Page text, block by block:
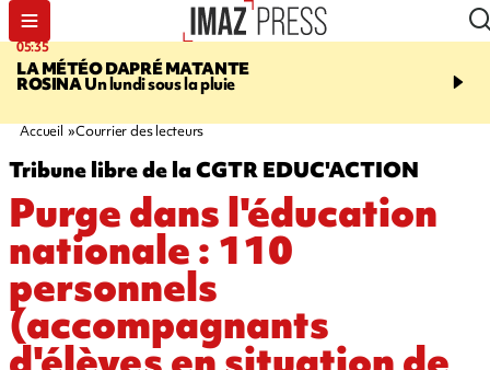
05:35
LA MÉTÉO DAPRÉ MATANTE
ROSINAUn lundi sous la pluie
07:47
ses deux enfants
Accueil Courrier des lecteurs
Tribune libre de la CGTR EDUC'ACTION
Purge dans l'éducation
nationale : 110
personnels
(accompagnants